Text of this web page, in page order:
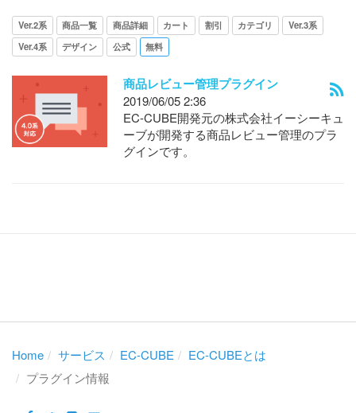
Ver.2系 商品一覧 商品詳細 カート 割引 カテゴリ
Ver.3系
Ver.4系
デザイン 公式 無料
商品レビュー管理プラグイン
2019/06/05 2:36
EC-CUBE開発元の株式会社イーシーキュ
ーブが開発する商品レビュー管理のプラ
グインです。
Home サービス EC-CUBE
EC-CUBEとは
プラグイン情報